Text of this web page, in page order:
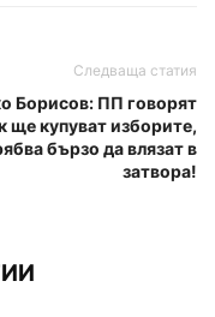
Следваща статия
Борисов: ПП говорят
ще купуват изборите,
бързо да влязат в
затвора!